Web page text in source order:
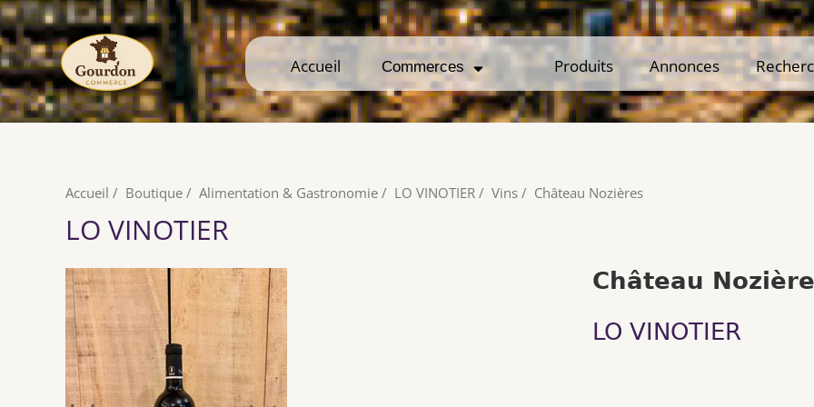
Accueil Commerces Produits Annonces
Accueil Commerces Produits Annonces
Accueil / Boutique / Alimentation & Gastronomie / LO VINOTIER / Vins / Château Nozières
LO VINOTIER
Château
LO VINOTIER